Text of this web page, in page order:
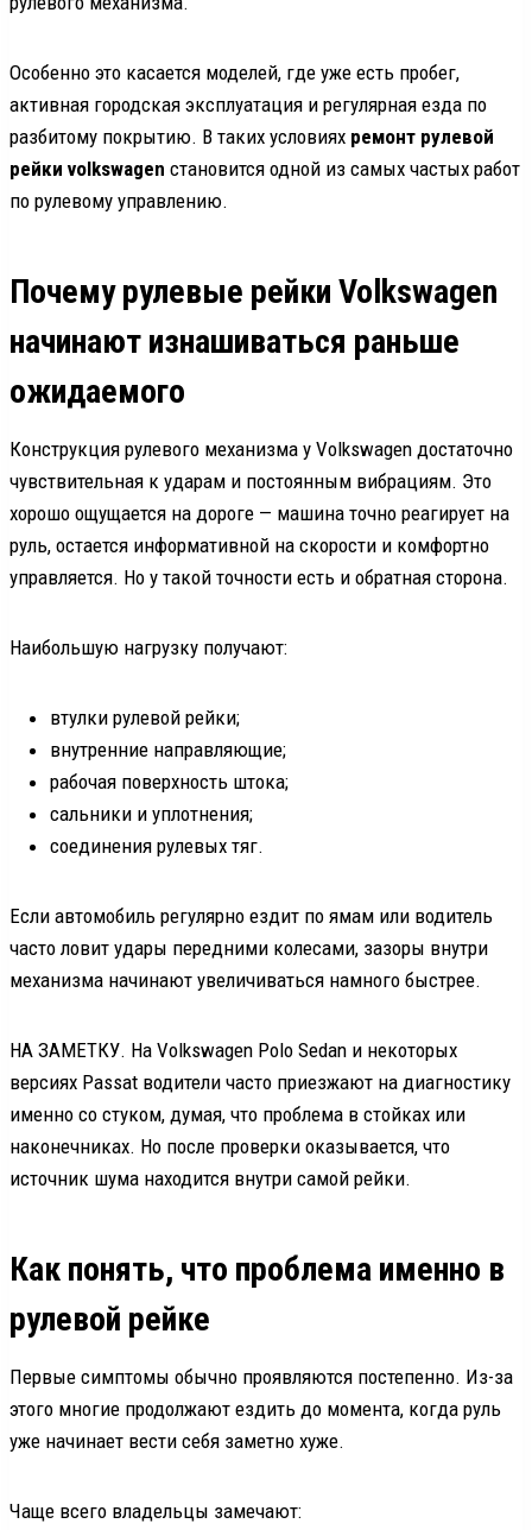
Особенно это касается моделей, где уже есть пробег,
активная городская эксплуатация и регулярная езда по
разбитому покрытию. В таких условиях ремонт рулевой
рейки volkswagen становится одной из самых частых работ
по рулевому управлению.
Почему рулевые рейки Volkswagen
начинают изнашиваться раньше
ожидаемого
Конструкция рулевого механизма у Volkswagen достаточно
чувствительная к ударам и постоянным вибрациям. Это
хорошо ощущается на дороге — машина точно реагирует на
руль, остается информативной на скорости и комфортно
управляется. Но у такой точности есть и обратная сторона.
Наибольшую нагрузку получают:
втулки рулевой рейки;
внутренние направляющие;
рабочая поверхность штока;
сальники и уплотнения;
соединения рулевых тяг.
Если автомобиль регулярно ездит по ямам или водитель
часто ловит удары передними колесами, зазоры внутри
механизма начинают увеличиваться намного быстрее.
НА ЗАМЕТКУ. На Volkswagen Polo Sedan и некоторых
версиях Passat водители часто приезжают на диагностику
именно со стуком, думая, что проблема в стойках или
наконечниках. Но после проверки оказывается, что
источник шума находится внутри самой рейки.
Как понять, что проблема именно в
рулевой рейке
Первые симптомы обычно проявляются постепенно. Из-за
этого многие продолжают ездить до момента, когда руль
уже начинает вести себя заметно хуже.
Чаще всего владельцы замечают: